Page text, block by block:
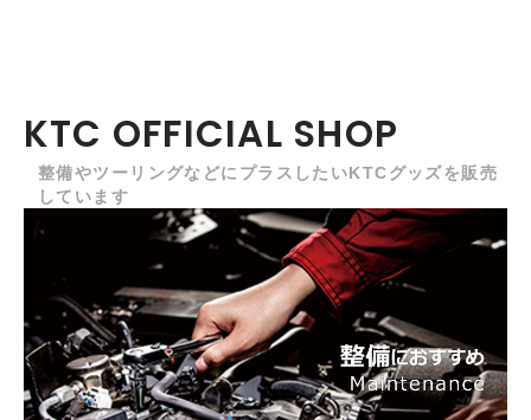
KTC OFFICIAL SHOP
整備やツーリングなどにプラスしたいKTCグッズを販売
しています